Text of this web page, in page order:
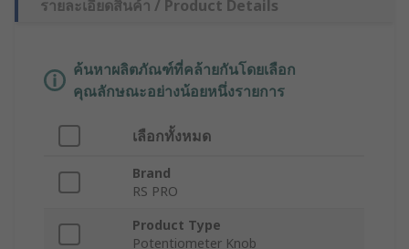
รายละเอียดสินค้า / Product Details
ค้นหาผลิตภัณฑ์ที่คล้ายกันโดยเลือก
คุณลักษณะอย่างน้อยหนึ่งรายการ
เลือกทั้งหมด
Brand
RS PRO
Product Type
Potentiometer Knob